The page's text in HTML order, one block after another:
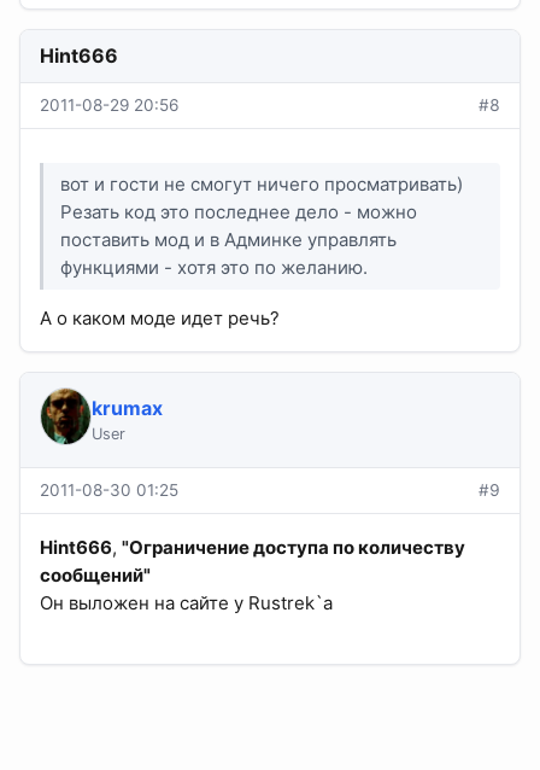
Hint666
2011-08-29 20:56 #8
вот и гости не смогут ничего просматривать)
Резать код это последнее дело - можно
поставить мод и в Админке управлять
функциями - хотя это по желанию.
А о каком моде идет речь?
krumax
User
2011-08-30 01:25 #9
Hint666, "Ограничение доступа по количеству
сообщений"
Он выложен на сайте у Rustrek`а